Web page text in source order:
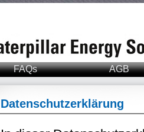
FAQs AGB
Datenschutzerklärung